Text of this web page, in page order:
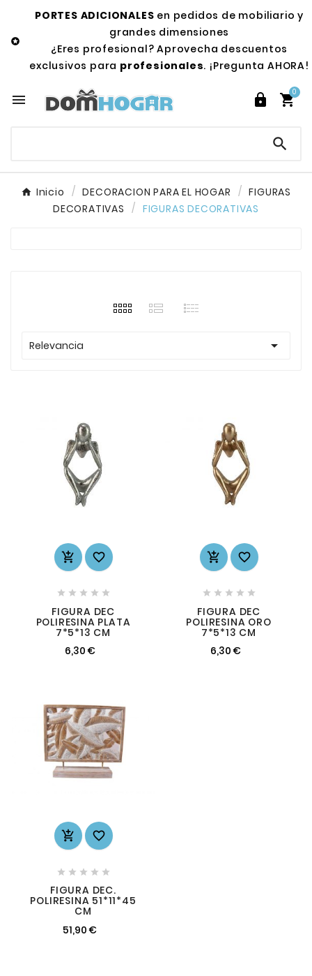

PORTES ADICIONALES en pedidos de mobiliario y
grandes dimensiones
¿Eres profesional? Aprovecha descuentos
exclusivos para profesionales. ¡Pregunta AHORA!
  
0

Inicio DECORACION PARA EL HOGAR
FIGURAS
DECORATIVAS
FIGURAS DECORATIVAS
Relevancia 
 
    
FIGURA DEC
POLIRESINA PLATA
7*5*13 CM
6,30 €
 
    
FIGURA DEC
POLIRESINA ORO
7*5*13 CM
6,30 €
 
    
FIGURA DEC.
POLIRESINA 51*11*45
CM
51,90 €